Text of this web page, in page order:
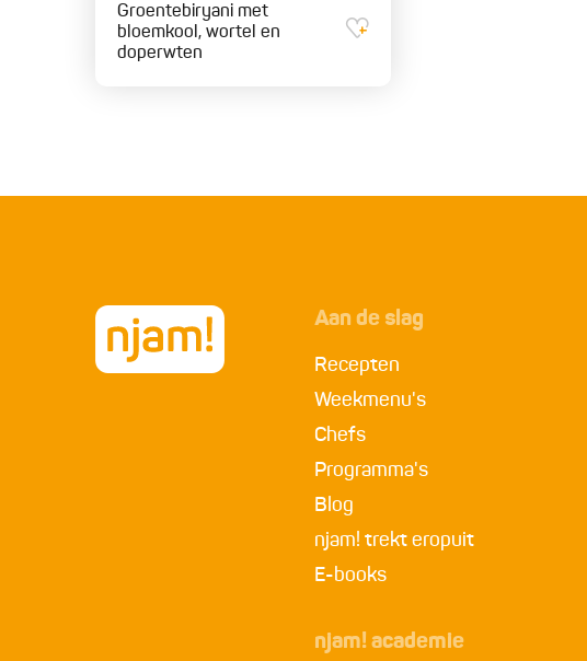
Groentebiryani met
bloemkool, wortel en
doperwten
Aan de slag
Recepten
Weekmenu's
Chefs
Programma's
Blog
njam! trekt eropuit
E-books
njam! academie